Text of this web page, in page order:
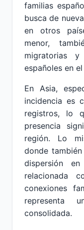
familias
busca de
en otros
menor,
migratorias
españoles en
En Asia,
incidencia es
registros, lo
presencia
región. Lo
donde
dispersión
relacionada
conexiones
representa
consolidada.